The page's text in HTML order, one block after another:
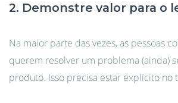
2. Demonstre valor para o
Na maior parte das vezes, as pessoas
querem resolver um problema (ainda)
produto. Isso precisa estar explícito no